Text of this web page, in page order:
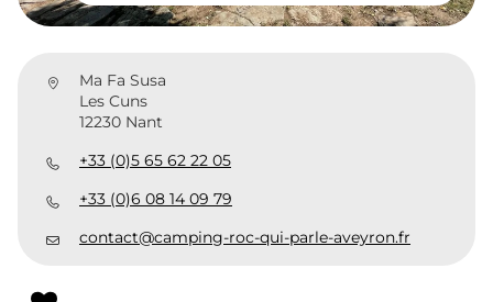
Ma Fa Susa
Les Cuns
12230 Nant
+33 (0)5 65 62 22 05
+33 (0)6 08 14 09 79
contact@camping-roc-qui-parle-aveyron.fr